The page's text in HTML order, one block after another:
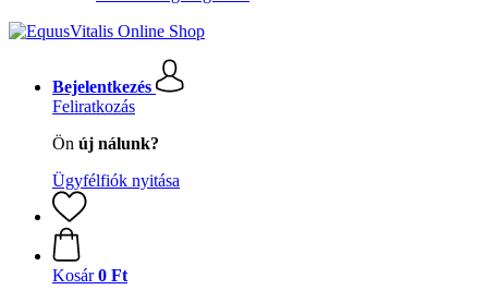
Bejelentkezés
Feliratkozás
Ön új nálunk?
Ügyfélfiók nyitása
Kosár 0 Ft